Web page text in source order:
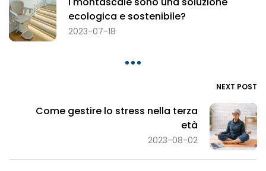
ecologica e sostenibile?
2023-07-18
NEXT POST
Come gestire lo stress nella terza
età
2023-08-02